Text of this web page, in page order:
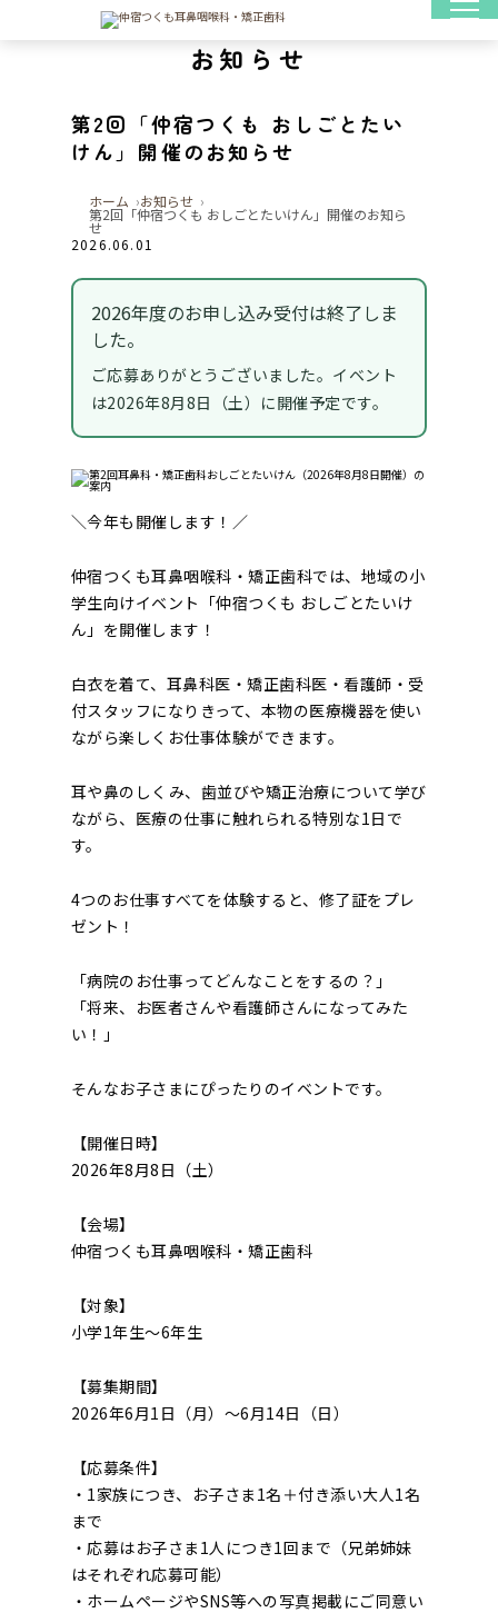
お知らせ
第2回「仲宿つくも おしごとたい
けん」開催のお知らせ
ホーム お知らせ
第2回「仲宿つくも おしごとたいけん」開催のお知ら
せ
2026.06.01
2026年度のお申し込み受付は終了しま
した。
ご応募ありがとうございました。イベント
は2026年8月8日（土）に開催予定です。
＼今年も開催します！／
仲宿つくも耳鼻咽喉科・矯正歯科では、地域の小
学生向けイベント「仲宿つくも おしごとたいけ
ん」を開催します！
白衣を着て、耳鼻科医・矯正歯科医・看護師・受
付スタッフになりきって、本物の医療機器を使い
ながら楽しくお仕事体験ができます。
耳や鼻のしくみ、歯並びや矯正治療について学び
ながら、医療の仕事に触れられる特別な1日で
す。
4つのお仕事すべてを体験すると、修了証をプレ
ゼント！
「病院のお仕事ってどんなことをするの？」
「将来、お医者さんや看護師さんになってみた
い！」
そんなお子さまにぴったりのイベントです。
【開催日時】
2026年8月8日（土）
【会場】
仲宿つくも耳鼻咽喉科・矯正歯科
【対象】
小学1年生～6年生
【募集期間】
2026年6月1日（月）～6月14日（日）
【応募条件】
・1家族につき、お子さま1名＋付き添い大人1名
まで
・応募はお子さま1人につき1回まで（兄弟姉妹
はそれぞれ応募可能）
・ホームページやSNS等への写真掲載にご同意い